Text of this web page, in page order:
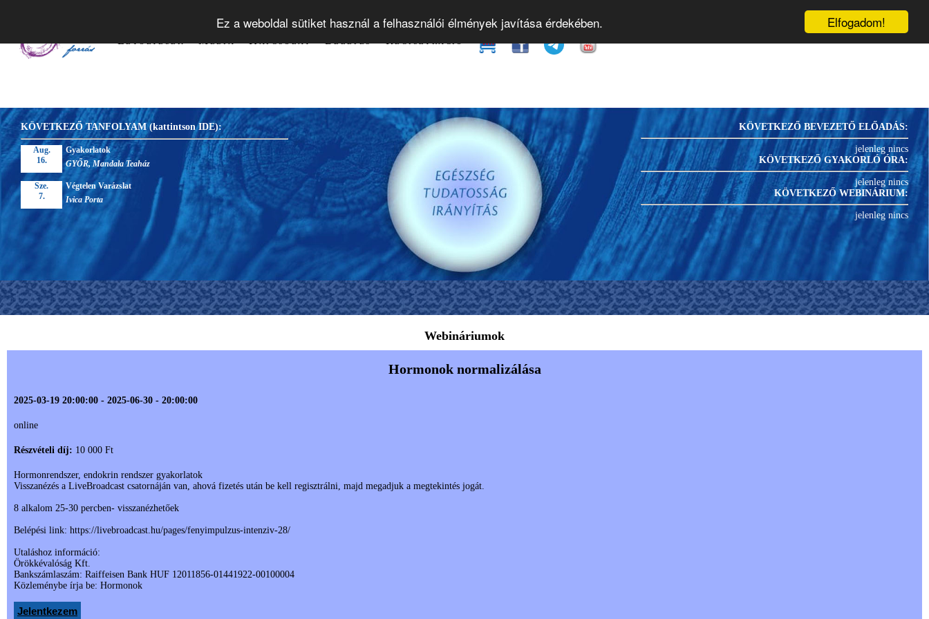
Elfogadom!
Ez a weboldal sütiket használ a felhasználói élmények javítása érdekében. PRK-1U
KÖVETKEZŐ TANFOLYAM (kattintson IDE):
Aug.
16.
Gyakorlatok
GYŐR, Mandala Teaház
Sze.
7.
Végtelen Varázslat
Ivica Porta
KÖVETKEZŐ BEVEZETŐ ELŐADÁS:
jelenleg nincs
KÖVETKEZŐ GYAKORLÓ ÓRA:
jelenleg nincs
KÖVETKEZŐ WEBINÁRIUM:
jelenleg nincs
Webináriumok
Hormonok normalizálása
2025-03-19 20:00:00 - 2025-06-30 - 20:00:00
online
Részvételi díj: 10 000 Ft
Hormonrendszer, endokrin rendszer gyakorlatok
Visszanézés a LiveBroadcast csatornáján van, ahová fizetés után be kell regisztrálni, majd megadjuk a megtekintés jogát.
8 alkalom 25-30 percben- visszanézhetőek
Belépési link: https://livebroadcast.hu/pages/fenyimpulzus-intenziv-28/
Utaláshoz információ:
Örökkévalóság Kft.
Bankszámlaszám: Raiffeisen Bank HUF 12011856-01441922-00100004
Közleménybe írja be: Hormonok
Jelentkezem